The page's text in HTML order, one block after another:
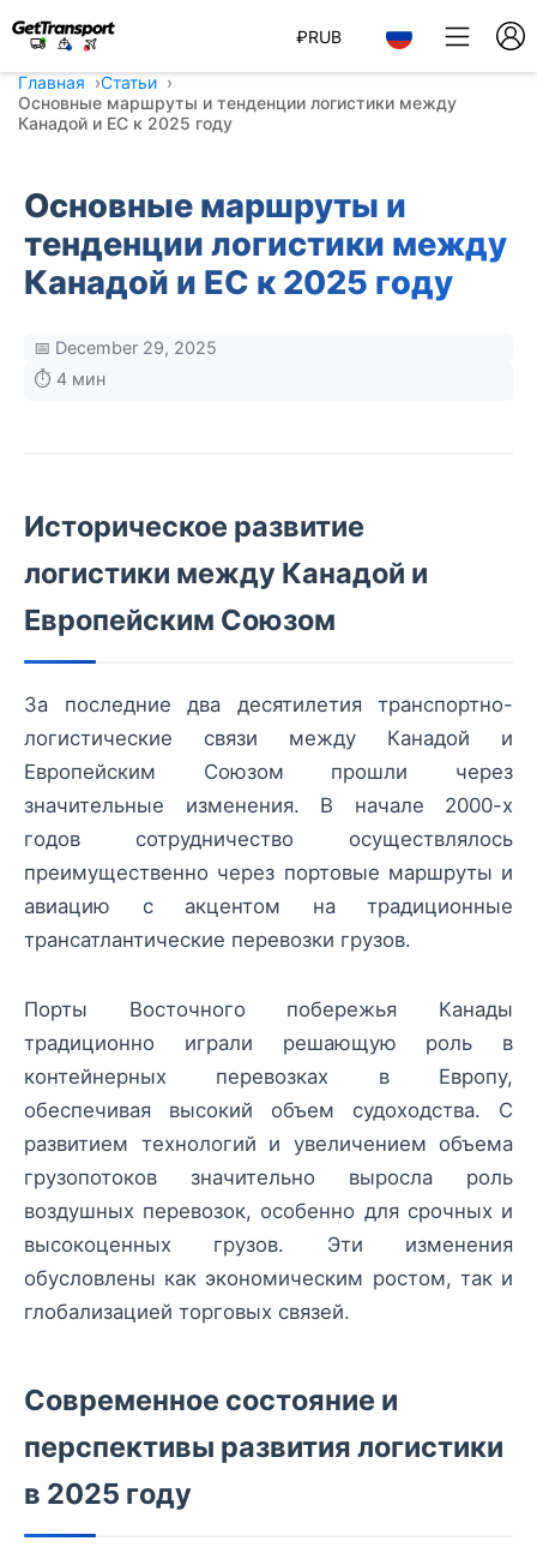
₽RUB
Главная
Статьи
Основные маршруты и тенденции логистики между
Канадой и ЕС к 2025 году
Основные маршруты и
тенденции логистики между
Канадой и ЕС к 2025 году
📅 December 29, 2025
⏱️ 4 мин
Историческое развитие
логистики между Канадой и
Европейским Союзом
За последние два десятилетия транспортно-
логистические связи между Канадой и
Европейским Союзом прошли через
значительные изменения. В начале 2000-х
годов сотрудничество осуществлялось
преимущественно через портовые маршруты и
авиацию с акцентом на традиционные
трансатлантические перевозки грузов.
Порты Восточного побережья Канады
традиционно играли решающую роль в
контейнерных перевозках в Европу,
обеспечивая высокий объем судоходства. С
развитием технологий и увеличением объема
грузопотоков значительно выросла роль
воздушных перевозок, особенно для срочных и
высокоценных грузов. Эти изменения
обусловлены как экономическим ростом, так и
глобализацией торговых связей.
Современное состояние и
перспективы развития логистики
в 2025 году